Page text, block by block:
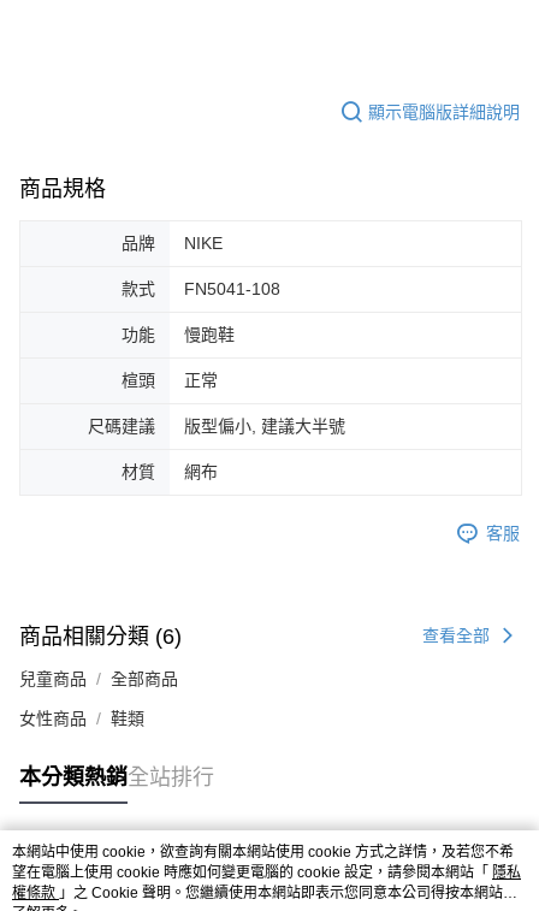
※ 交易是否成功請以「AFTEE先享後付 」之結帳頁面顯示為準，若有關於
【注意事項】
易，需依本服務之必要範圍內提供個人資料，並將交易相關給付款項請求債
２．關於個人資料處理事宜，請瀏覽以下網址：
３．未成年的使用者請事先徵得法定代理人或監護人之同意方可使用
「AFTEE先享後付」，若未經同意申辦者引起之損失，本公司不負相關責
４．使用「AFTEE先享後付」時，將依據個別帳號之用戶狀況，依本公司即
請求用戶進行身份認證。
恩沛科技股份有限公司將有權停止該用戶之使用額度並採取法律行動。
宅配
顯示電腦版詳細說明
商品規格
品牌 NIKE
款式 FN5041-108
功能 慢跑鞋
楦頭 正常
尺碼建議 版型偏小, 建議大半號
材質 網布
客服
商品相關分類 (6) 查看全部
兒童商品 全部商品
女性商品 鞋類
本分類熱銷全站排行
熱門標籤
本網站中使用 cookie，欲查詢有關本網站使用 cookie 方式之詳情，及若您不希
望在電腦上使用 cookie 時應如何變更電腦的 cookie 設定，請參閱本網站「 隱私
權條款 」之 Cookie 聲明。您繼續使用本網站即表示您同意本公司得按本網站使